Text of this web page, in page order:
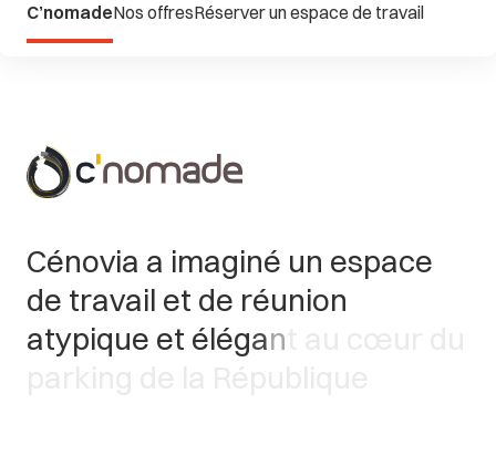
C’nomadeNos offresRéserver un espace de travail
Cénovia a imaginé un espace
de travail et de réunion
atypique et élégan